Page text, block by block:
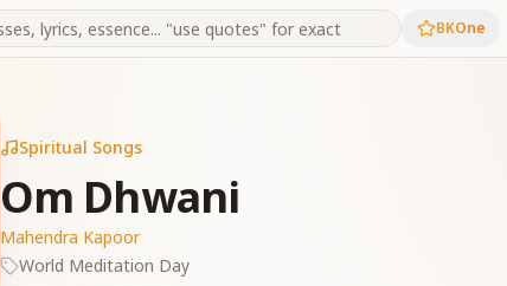
BKOne
Spiritual Songs
Om Dhwani
Mahendra Kapoor
World Meditation Day